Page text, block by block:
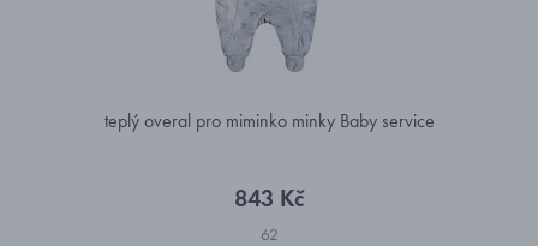
teplý overal pro miminko minky Baby service
843 Kč
62